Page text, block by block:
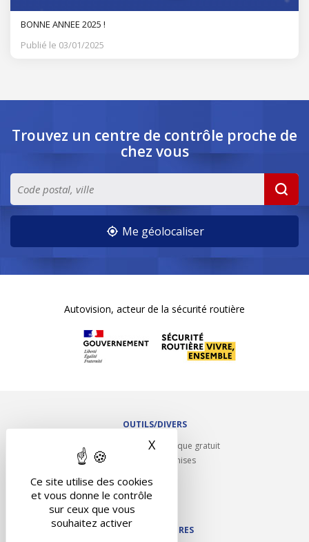
Ce site utilise des cookies
et vous donne le contrôle
sur ceux que vous
souhaitez activer
X Masquer le bandeau des
BONNE ANNEE 2025 !
Publié le 03/01/2025
Trouvez un centre de contrôle proche de
chez vous
Me géolocaliser
Autovision, acteur de la sécurité routière
OUTILS/DIVERS
Rappel contrôle technique gratuit
Partenariats/Remises
Contact
NOS PARTENAIRES